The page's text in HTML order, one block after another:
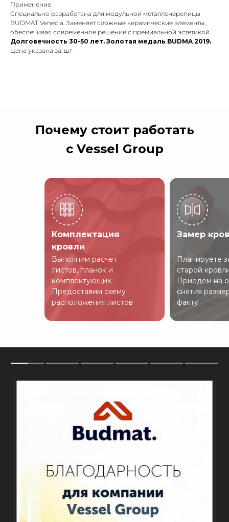
Применение
Специально разработана для модульной металлочерепицы
BUDMAT Venecia. Заменяет сложные керамические элементы,
обеспечивая современное решение с премиальной эстетикой.
Долговечность 30-50 лет. Золотая медаль BUDMA 2019.
Цена указана за: шт
Комплектация
кровли
Выполним расчет
листов, планок и
комплектующих.
Предоставим схему
расположения листов
Замер
Планируете
старой
Приедем на
снятия
факту
Почему стоит работать
с Vessel Group